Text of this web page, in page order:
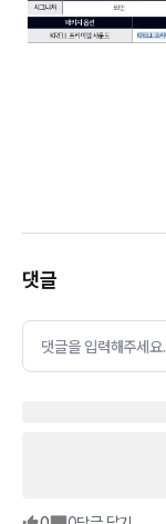
댓글
댓글을 입력해주세요.